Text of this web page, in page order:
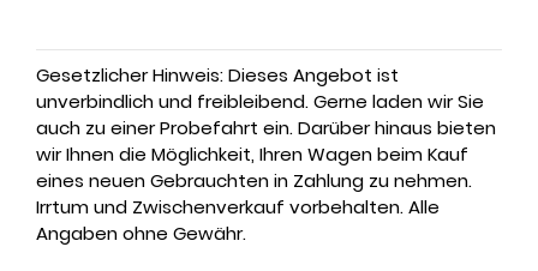
Gesetzlicher Hinweis: Dieses Angebot ist
unverbindlich und freibleibend. Gerne laden wir Sie
auch zu einer Probefahrt ein. Darüber hinaus bieten
wir Ihnen die Möglichkeit, Ihren Wagen beim Kauf
eines neuen Gebrauchten in Zahlung zu nehmen.
Irrtum und Zwischenverkauf vorbehalten. Alle
Angaben ohne Gewähr.